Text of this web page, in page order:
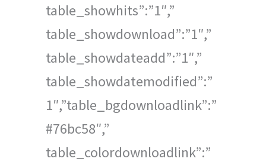
table_showhits”:”1″,”
table_showdownload”:”1″,”
table_showdateadd”:”1″,”
table_showdatemodified”:”
1″,”table_bgdownloadlink”:”
#76bc58″,”
table_colordownloadlink”:”